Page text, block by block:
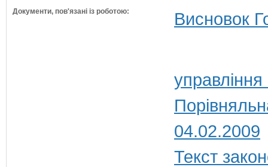
Документи, пов'язані із роботою: Висновок
04.02.2009
Текст